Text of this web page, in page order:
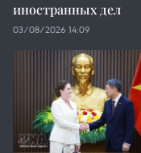
иностранных дел
03/08/2026 14:09